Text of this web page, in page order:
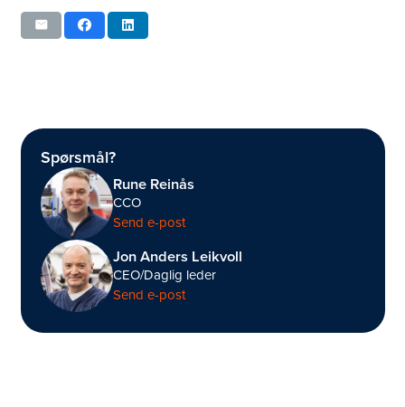
Spørsmål?
Rune Reinås
CCO
Send e-post
Jon Anders Leikvoll
CEO/Daglig leder
Send e-post